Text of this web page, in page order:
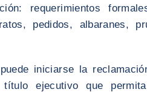
requerimientos
pedidos, albaranes,
iniciarse la
ejecutivo que